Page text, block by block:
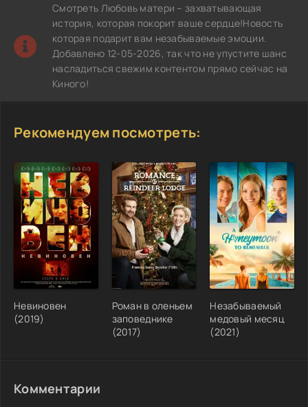
Смотреть Любовь матери – захватывающая
история, которая покорит ваше сердце!Новость
которая подарит вам незабываемые эмоции.
Добавлено 12-05-2026, так что не упустите шанс
насладиться свежим контентом прямо сейчас на
Киного!
Рекомендуем посмотреть:
Невиновен
(2019)
Роман в оленьем
заповеднике
(2017)
Незабываемый
медовый месяц
(2021)
Комментарии